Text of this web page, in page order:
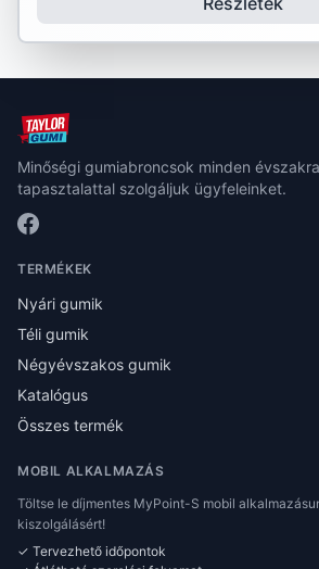
Minőségi gumiabroncsok minden
tapasztalattal szolgáljuk ügyfeleinket.
TERMÉKEK
Nyári gumik
Téli gumik
Négyévszakos gumik
Katalógus
Összes termék
MOBIL ALKALMAZÁS
Töltse le díjmentes MyPoint-S mobil
kiszolgálásért!
✓ Tervezhető időpontok